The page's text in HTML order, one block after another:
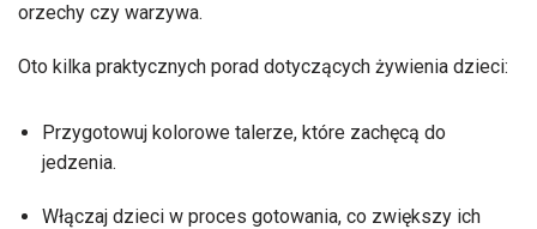
orzechy czy warzywa.
Oto kilka praktycznych porad dotyczących żywienia dzieci:
Przygotowuj kolorowe talerze, które zachęcą do
jedzenia.
Włączaj dzieci w proces gotowania, co zwiększy ich